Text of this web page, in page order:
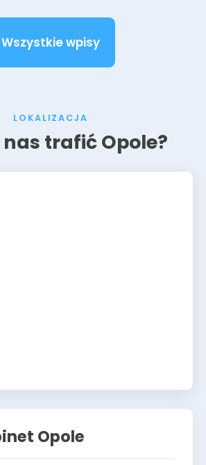
Wszystkie wpisy
LOKALIZACJA
trafić Opole?
Opole